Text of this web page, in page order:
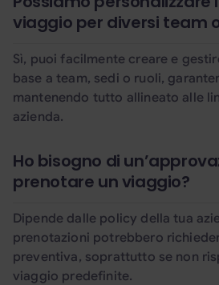
viaggio per diversi team
Sì, puoi facilmente creare e
base a team, sedi o ruoli,
mantenendo tutto allineato alle
azienda.
Ho bisogno di
prenotare un viaggio?
Dipende dalle policy della tua
prenotazioni potrebbero
preventiva, soprattutto se non
viaggio predefinite.